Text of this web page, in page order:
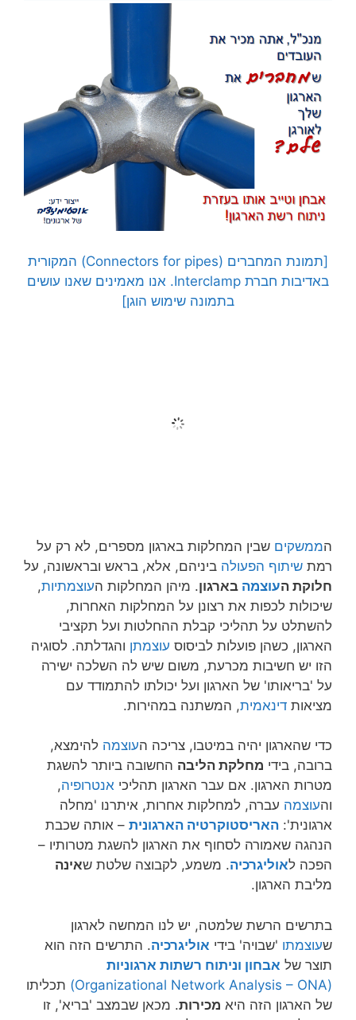
[תמונת המחברים (Connectors for pipes) המקורית
באדיבות חברת Interclamp. אנו מאמינים שאנו עושים
בתמונה שימוש הוגן]
ביניהם, אלא, בראש ובראשונה, על
מציאות דינאמית , המשתנה במהירות.
כדי שהארגון יהיה במיטבו, צריכה ה עוצמה להימצא,
ברובה, בידימחלקת הליבה החשובה ביותר להשגת
מטרות הארגון. אם עבר הארגון תהליכי אנטרופיה,
וה עוצמהעברה, למחלקות אחרות, איתרנו 'מחלה
ארגונית':האריסטוקרטיה הארגונית– אותה שכבת
הנהגה שאמורה לסחוף את הארגון להשגת מטרותיו –
הפכה ל אוליגרכיה . משמע, לקבוצה שלטת ש
בתרשים הרשת שלמטה, יש לנו המחשה לארגון
שעוצמתו'שבויה' בידיאוליגרכיה . התרשים הזה הוא
תוצר של אבחון וניתוח רשתות ארגוניות
(Organizational Network Analysis – ONA)
תכליתו
של הארגון הזה היא מכירות . מכאן שבמצב 'בריא', זו
המחלקה שהייתה צריכה להחזיק ב עוצמההארגונית.
אבל ניתן לראות שמי שהשתלט על ה
בסדר יורד, הכספים, השיווק והתפעול:
[להרחבה על מאבק העוצמה
בארגונים, לחצו כאן]